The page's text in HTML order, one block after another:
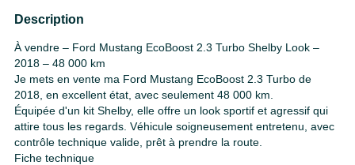
Description
À vendre – Ford Mustang EcoBoost 2.3 Turbo Shelby Look –
2018 – 48 000 km
Je mets en vente ma Ford Mustang EcoBoost 2.3 Turbo de
2018, en excellent état, avec seulement 48 000 km.
Équipée d'un kit Shelby, elle offre un look sportif et agressif qui
attire tous les regards. Véhicule soigneusement entretenu, avec
contrôle technique valide, prêt à prendre la route.
Fiche technique